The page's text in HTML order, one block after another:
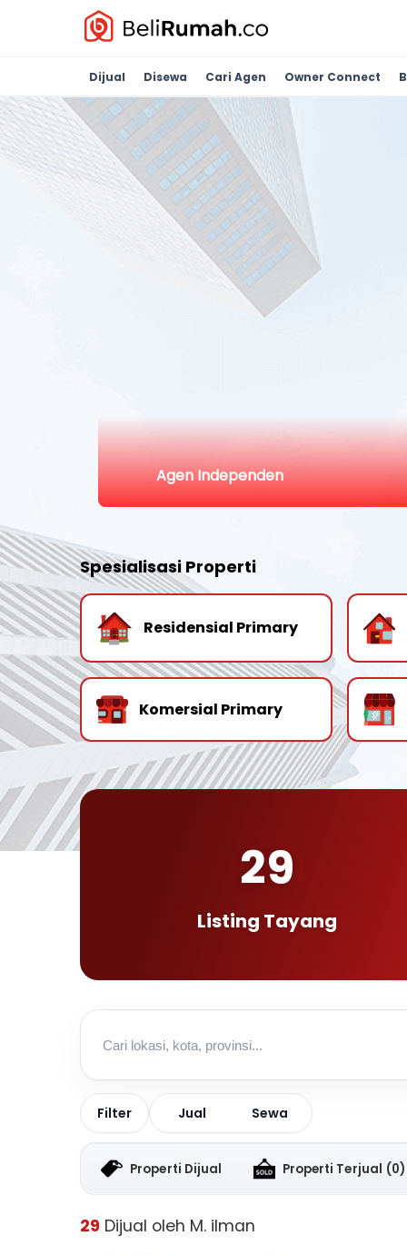
Dijual Disewa Cari Agen Owner Connect
Agen Independen
Spesialisasi Properti
Residensial Primary
Komersial Primary
29
Listing Tayang
Filter Jual Sewa
Properti Dijual Properti Terjual (0)
29 Dijual oleh M. ilman